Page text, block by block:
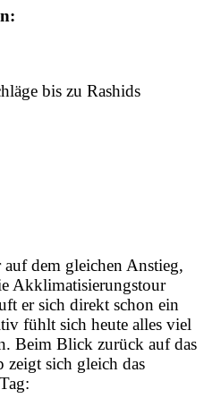
bis zu Rashids
dem gleichen Anstieg,
Akklimatisierungstour
er sich direkt schon ein
fühlt sich heute alles viel
Beim Blick zurück auf das
sich gleich das